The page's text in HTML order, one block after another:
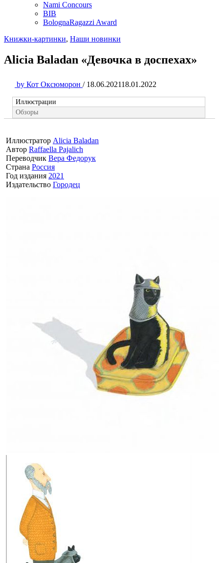
Nami Concours
BIB
BolognaRagazzi Award
Книжки-картинки, Наши новинки
Alicia Baladan «Девочка в доспехах»
by Кот Оксюморон / 18.06.202118.01.2022
Иллюстрации
Обзоры
Иллюстратор Alicia Baladan
Автор Raffaella Pajalich
Переводчик Вера Федорук
Страна Россия
Год издания 2021
Издательство Городец